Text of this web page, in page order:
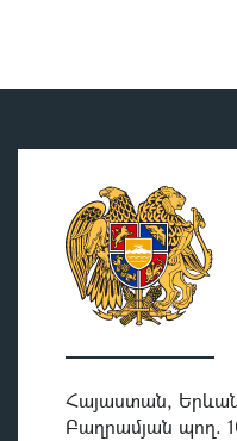
Հայաստան,
Բաղրամյան պող.